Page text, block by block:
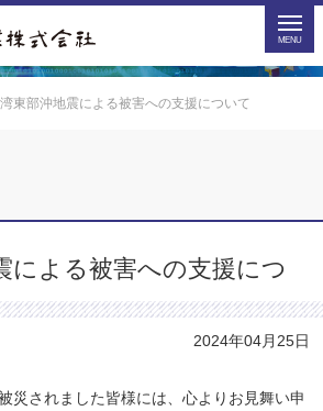
東部沖地震による被害への支援について
による被害への支援につ
2024年04月25日
災されました皆様には、心よりお見舞い申